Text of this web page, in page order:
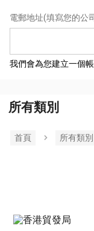
電郵地址(填寫您的公
我們會為您建立一個
所有類別
首頁 所有類別